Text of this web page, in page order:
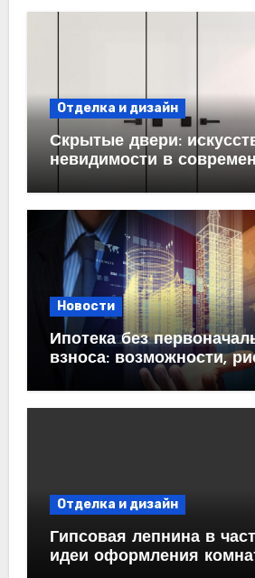
Отделка и дизайн
Скрытые двери:
невидимости в
Новости
Ипотека без
взноса: возможности,
практические
Отделка и дизайн
Гипсовая лепнина в
идеи оформления